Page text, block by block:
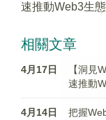
速推動Web3生
相關文章
4月17日
【洞見
速推動
4月14日
把握